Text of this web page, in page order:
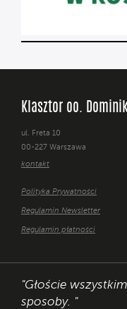
Klasztor oo.
ul. Freta 10
00-227 Warszawa
kontakt
Polityka Prywatności
Regulamin Newsletter
Regulamin płatności
"Głoście
sposoby. "